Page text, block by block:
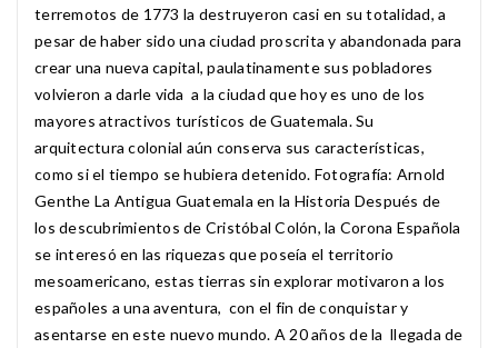
terremotos de 1773 la destruyeron casi en su totalidad, a
pesar de haber sido una ciudad proscrita y abandonada para
crear una nueva capital, paulatinamente sus pobladores
volvieron a darle vida a la ciudad que hoy es uno de los
mayores atractivos turísticos de Guatemala. Su
arquitectura colonial aún conserva sus características,
como si el tiempo se hubiera detenido. Fotografía: Arnold
Genthe La Antigua Guatemala en la Historia Después de
los descubrimientos de Cristóbal Colón, la Corona Española
se interesó en las riquezas que poseía el territorio
mesoamericano, estas tierras sin explorar motivaron a los
españoles a una aventura, con el fin de conquistar y
asentarse en este nuevo mundo. A 20 años de la llegada de